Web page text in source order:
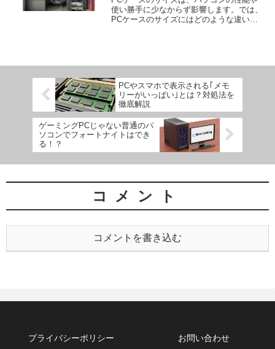
使い勝手に少なからず影響します。では、
PCケースのサイズにはどのような違いが
PCやスマホで表示される｢メモ
リーがいっぱい｣とは？対処法を
徹底解説
ゲーミングPCじゃない普通のパ
ソコンでフォートナイトはでき
る！？
コメント
コメントを書き込む
プライバシーポリシー お問い合わせ